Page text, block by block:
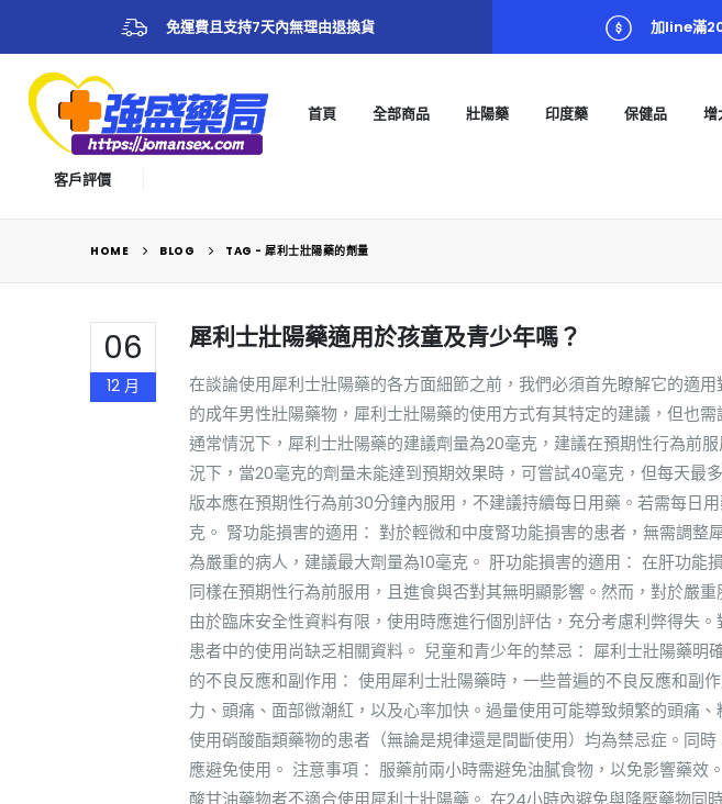
免運費且支持7天內無理由退換貨 加line滿
首頁 全部商品 壯陽藥 印度藥 保健品 增
客戶評價
HOME BLOG TAG - 犀利士壯陽藥的劑量
06
12 月
犀利士壯陽藥適用於孩童及青少年嗎？
在談論使用犀利士壯陽藥的各方面細節之前，我們必須首先瞭解它的適
的成年男性壯陽藥物，犀利士壯陽藥的使用方式有其特定的建議，但也
通常情況下，犀利士壯陽藥的建議劑量為20毫克，建議在預期性行為前
況下，當20毫克的劑量未能達到預期效果時，可嘗試40毫克，但每天
版本應在預期性行為前30分鐘內服用，不建議持續每日用藥。若需每日
克。 腎功能損害的適用： 對於輕微和中度腎功能損害的患者，無需調整
為嚴重的病人，建議最大劑量為10毫克。 肝功能損害的適用： 在肝功能
同樣在預期性行為前服用，且進食與否對其無明顯影響。然而，對於嚴
由於臨床安全性資料有限，使用時應進行個別評估，充分考慮利弊得失
患者中的使用尚缺乏相關資料。 兒童和青少年的禁忌： 犀利士壯陽藥明
的不良反應和副作用： 使用犀利士壯陽藥時，一些普遍的不良反應和副
力、頭痛、面部微潮紅，以及心率加快。過量使用可能導致頻繁的頭痛
使用硝酸酯類藥物的患者（無論是規律還是間斷使用）均為禁忌症。同
應避免使用。 注意事項： 服藥前兩小時需避免油膩食物，以免影響藥效
酸甘油藥物者不適合使用犀利士壯陽藥。 在24小時內避免與降壓藥物同